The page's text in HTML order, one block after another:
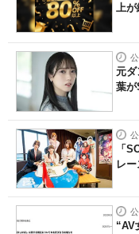
上
元
葉
「
レ
“AV